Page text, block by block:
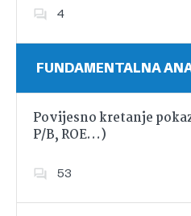
4
FUNDAMENTALNA
Povijesno kretanje
P/B, ROE…)
53